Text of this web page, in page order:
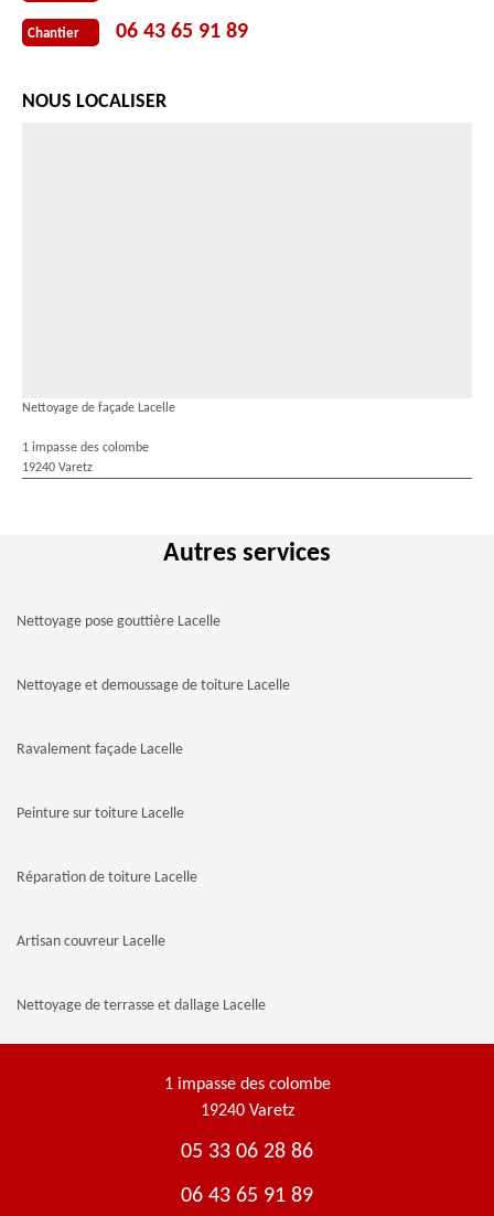
Chantier 06 43 65 91 89
NOUS LOCALISER
Nettoyage de façade Lacelle
1 impasse des colombe
19240 Varetz
Autres services
Nettoyage pose gouttière Lacelle
Nettoyage et demoussage de toiture Lacelle
Ravalement façade Lacelle
Peinture sur toiture Lacelle
Réparation de toiture Lacelle
Artisan couvreur Lacelle
Nettoyage de terrasse et dallage Lacelle
1 impasse des colombe
19240 Varetz
05 33 06 28 86
06 43 65 91 89